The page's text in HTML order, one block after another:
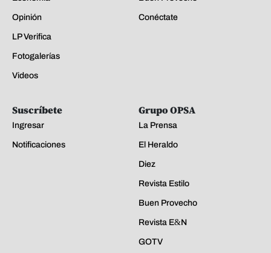
Opinión
LP Verifica
Fotogalerías
Videos
Conéctate
Suscríbete
Ingresar
Notificaciones
Grupo OPSA
La Prensa
El Heraldo
Diez
Revista Estilo
Buen Provecho
Revista E&N
GOTV